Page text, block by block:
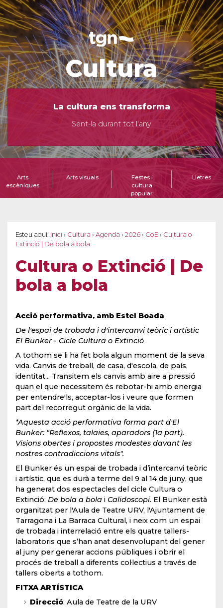
Cultura
La cultura ens transforma
Sent-la durant tot l'any
Arts
escèniques
Arts visuals
Festes i
cultura
popular
Lletres
Esteu aquí: Inici › Cultura › Agenda › 2026 › CoE › Cultura o
Extinció | De bola a bola
Cultura o Extinció | De
bola a bola
Acció performativa, amb Estel Boada
De l'espai de trobada i d'intercanvi teòric i artístic
El Bunker - Cicle Cultura o Extinció
A tothom se li ha fet bola algun moment de la seva
vida. Canvis de treball, de casa, d'escola, de país,
identitat... Transitem els canvis amb aire a pressió
quan el que necessitem és rebotar-hi amb energia
per entendre'ls, acceptar-los i veure que formen
part del recorregut orgànic de la vida.
*Aquesta acció performativa forma part d'El
Bunker: “Reflexos, talaies, aparadors (1a part).
Visions obertes i propostes modestes davant les
nostres contradiccions vitals".
El Bunker és un espai de trobada i d’intercanvi teòric
i artístic, que es durà a terme del 9 al 14 de juny, que
ha generat dos espectacles del cicle Cultura o
Extinció: De bola a bola i Calidoscopi. El Bunker està
organitzat per l'Aula de Teatre URV, l'Ajuntament de
Tarragona i La Barraca Cultural, i neix com un espai
de trobada i interrelació entre els quatre tallers-
laboratoris que s’han anat desenvolupant del gener
al juny per generar accions públiques i obrir el
procés de treball a diferents col·lectius a través de
tallers oberts a tothom.
FITXA ARTÍSTICA
Direcció: Aula de Teatre de la URV